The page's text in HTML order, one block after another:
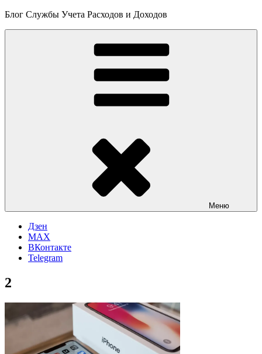
Блог Службы Учета Расходов и Доходов
Меню
Дзен
MAX
ВКонтакте
Telegram
2